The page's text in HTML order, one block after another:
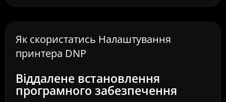
Як скористатись Налаштування
принтера DNP
Віддалене встановлення
програмного забезпечення